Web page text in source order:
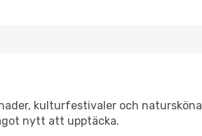
kulturfestivaler och
nytt att upptäcka.